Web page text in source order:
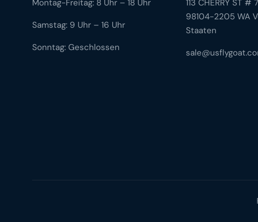
Montag-Freitag: 8 Uhr – 18 Uhr
Samstag: 9 Uhr – 16 Uhr
Sonntag: Geschlossen
113 CHERRY ST #
98104-2205 WA
Staaten